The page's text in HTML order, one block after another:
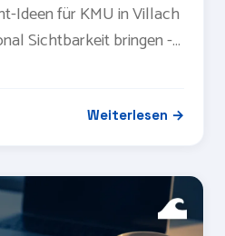
Ideen für KMU in Villach
Sichtbarkeit bringen -
Weiterlesen →